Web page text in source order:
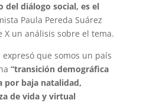
del diálogo social, es el
Paula Pereda Suárez
un análisis sobre el tema.
que somos un país
“transición demográfica
por baja natalidad,
de vida y virtual